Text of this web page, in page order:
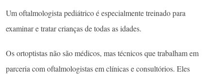
Um oftalmologista pediátrico é especialmente treinado para
examinar e tratar crianças de todas as idades.
Os ortoptistas não são médicos, mas técnicos que trabalham em
parceria com oftalmologistas em clínicas e consultórios. Eles